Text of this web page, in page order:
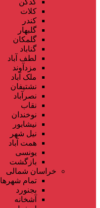
کلات
کندر
گلبهار
گلمکان
گناباد
لطف آباد
مزدآوند
ملک آباد
نشتیفان
نصرآباد
نقاب
نوخندان
نیشابور
نیل شهر
همت آباد
یونسی
بازگشت
خراسان شمالی
تمام شهر‌ها
بجنورد
آشخانه